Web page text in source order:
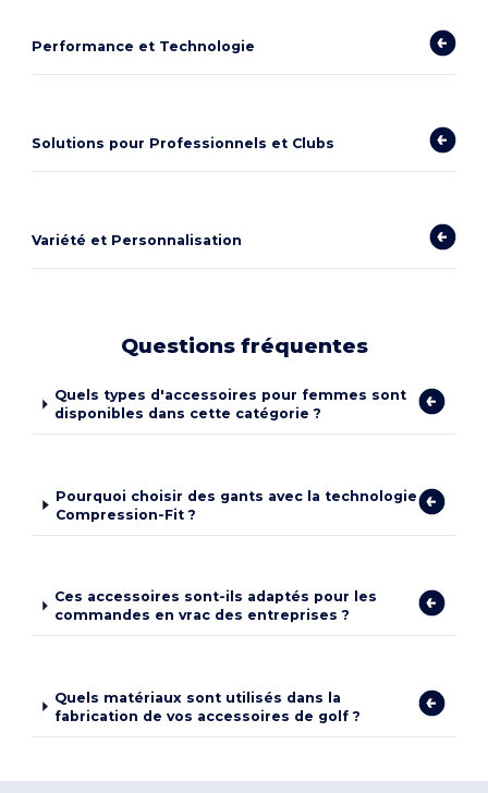
Performance et Technologie
Solutions pour Professionnels et Clubs
Variété et Personnalisation
Questions fréquentes
Quels types d'accessoires pour femmes sont
disponibles dans cette catégorie ?
Pourquoi choisir des gants avec la technologie
Compression-Fit ?
Ces accessoires sont-ils adaptés pour les
commandes en vrac des entreprises ?
Quels matériaux sont utilisés dans la
fabrication de vos accessoires de golf ?